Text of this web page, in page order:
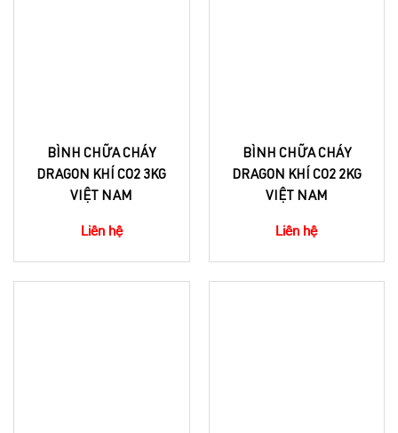
BÌNH CHỮA CHÁY
DRAGON KHÍ CO2 3KG
VIỆT NAM
Liên hệ
BÌNH CHỮA CHÁY
DRAGON KHÍ CO2 2KG
VIỆT NAM
Liên hệ